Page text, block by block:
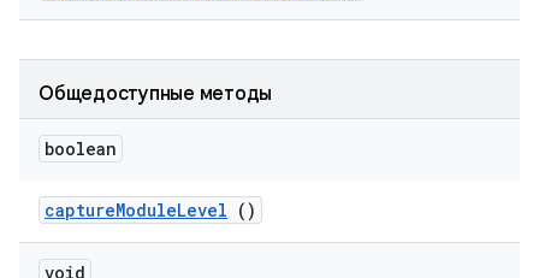
Общедоступные методы
boolean
captureModuleLevel ()
void